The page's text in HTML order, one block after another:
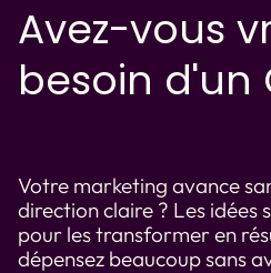
Avez-vous
besoin d'un
Votre marketing avance
direction claire ? Les idées
pour les transformer en
dépensez beaucoup sans